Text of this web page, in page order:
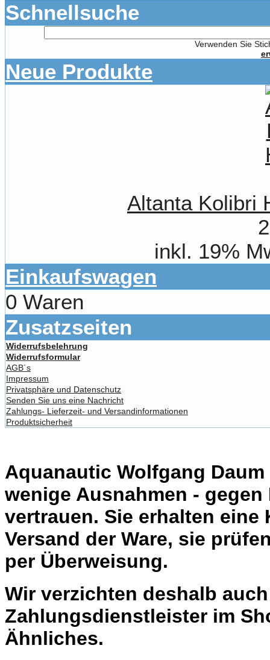
Schnellsuche
Verwenden Sie
Neue Produkte
Altanta Kolibri
inkl. 19%
Einkaufswagen
0 Waren
Zusatzseiten
Widerrufsbelehrung
Widerrufsformular
AGB´s
Impressum
Privatsphäre und Datenschutz
Senden Sie uns eine Nachricht
Zahlungs- Lieferzeit- und Versandinformationen
Produktsicherheit
Aquanautic Wolfgang
wenige Ausnahmen -
vertrauen. Sie erhalten
Versand der Ware, sie
per Überweisung.
Wir verzichten deshalb
Zahlungsdienstleister im
Ähnliches.